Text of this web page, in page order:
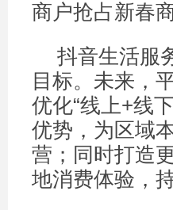
商户抢占新春
抖音生活服
目标。未来，
优化“线上+线
优势，为区域
营；同时打造
地消费体验，